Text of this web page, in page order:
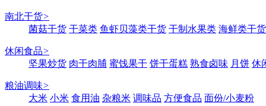
南北干货>
菌菇干货 干菜类 鱼虾贝藻类干货 干制水果类 海鲜类干货
休闲食品>
坚果炒货 肉干肉脯 蜜饯果干 饼干蛋糕 熟食卤味 月饼 休
粮油调味>
大米 小米 食用油 杂粮米 调味品 方便食品 面份/小麦粉